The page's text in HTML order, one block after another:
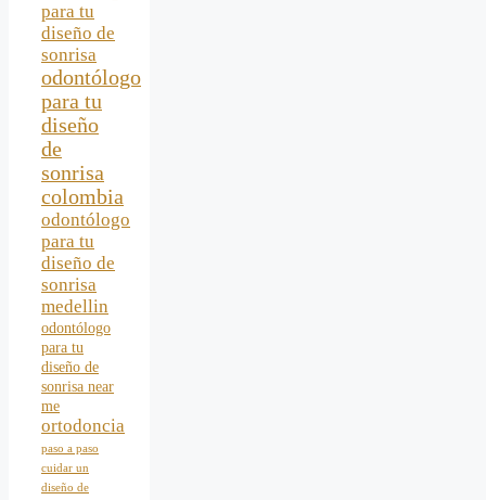
para tu
diseño de
sonrisa
odontólogo
para tu
diseño
de
sonrisa
colombia
odontólogo
para tu
diseño de
sonrisa
medellin
odontólogo
para tu
diseño de
sonrisa near
me
ortodoncia
paso a paso
cuidar un
diseño de